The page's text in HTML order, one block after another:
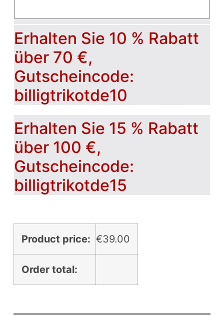
Erhalten Sie 10 % Rabatt
über 70 €,
Gutscheincode:
billigtrikotde10
Erhalten Sie 15 % Rabatt
über 100 €,
Gutscheincode:
billigtrikotde15
Product price: €39.00
Order total: